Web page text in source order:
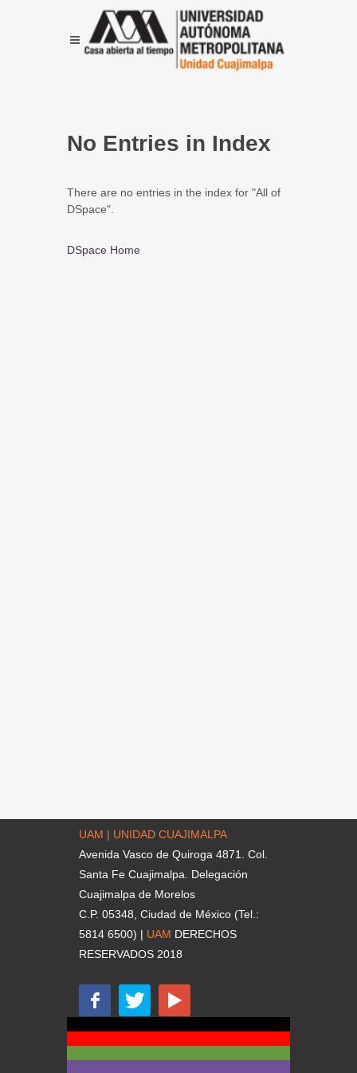
No Entries in Index
There are no entries in the index for "All of
DSpace".
DSpace Home
UAM | UNIDAD CUAJIMALPA
Avenida Vasco de Quiroga 4871. Col.
Santa Fe Cuajimalpa. Delegación
Cuajimalpa de Morelos
C.P. 05348, Ciudad de México (Tel.:
5814 6500) | UAM DERECHOS
RESERVADOS 2018